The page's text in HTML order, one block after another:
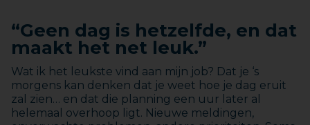
“Geen dag is hetzelfde, en dat
maakt het net leuk.”
Wat ik het leukste vind aan mijn job? Dat je ‘s
morgens kan denken dat je weet hoe je dag eruit
zal zien… en dat die planning een uur later al
helemaal overhoop ligt. Nieuwe meldingen,